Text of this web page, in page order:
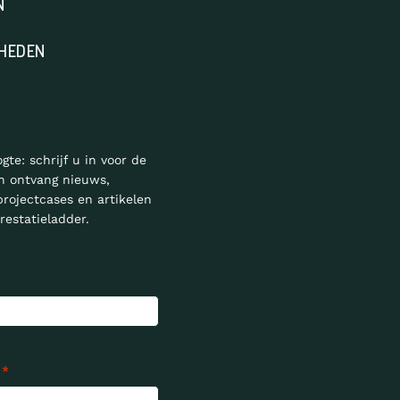
schrijf u in voor de
ontvang nieuws,
en artikelen
*